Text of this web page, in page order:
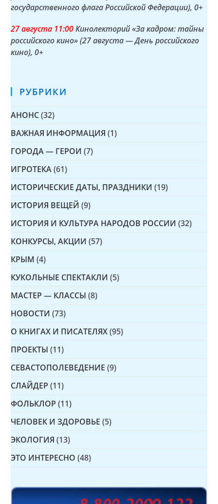
государственного флага Российской Федерации), 0+
27 августа 11:00Кинолекторий «За кадром: тайны
российского кино» (27 августа — День российского
кино), 0+
РУБРИКИ
АНОНС (32)
ВАЖНАЯ ИНФОРМАЦИЯ (1)
ГОРОДА — ГЕРОИ (7)
ИГРОТЕКА (61)
ИСТОРИЧЕСКИЕ ДАТЫ, ПРАЗДНИКИ (19)
ИСТОРИЯ ВЕЩЕЙ (9)
ИСТОРИЯ И КУЛЬТУРА НАРОДОВ РОССИИ (32)
КОНКУРСЫ, АКЦИИ (57)
КРЫМ (4)
КУКОЛЬНЫЕ СПЕКТАКЛИ (5)
МАСТЕР — КЛАССЫ (8)
НОВОСТИ (73)
О КНИГАХ И ПИСАТЕЛЯХ (95)
ПРОЕКТЫ (11)
СЕВАСТОПОЛЕВЕДЕНИЕ (9)
СЛАЙДЕР (11)
ФОЛЬКЛОР (11)
ЧЕЛОВЕК И ЗДОРОВЬЕ (5)
ЭКОЛОГИЯ (13)
ЭТО ИНТЕРЕСНО (48)